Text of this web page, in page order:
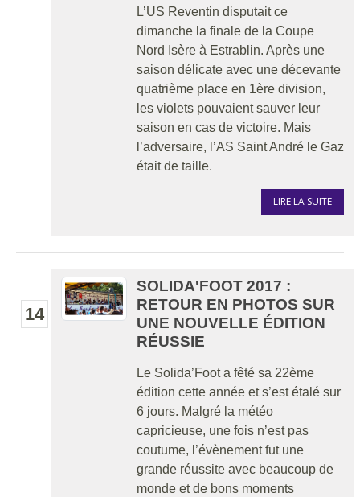
L’US Reventin disputait ce
dimanche la finale de la Coupe
Nord Isère à Estrablin. Après une
saison délicate avec une décevante
quatrième place en 1ère division,
les violets pouvaient sauver leur
saison en cas de victoire. Mais
l’adversaire, l’AS Saint André le Gaz
était de taille.
LIRE LA SUITE
14
SOLIDA'FOOT 2017 :
RETOUR EN PHOTOS SUR
UNE NOUVELLE ÉDITION
RÉUSSIE
Le Solida’Foot a fêté sa 22ème
édition cette année et s’est étalé sur
6 jours. Malgré la météo
capricieuse, une fois n’est pas
coutume, l’évènement fut une
grande réussite avec beaucoup de
monde et de bons moments